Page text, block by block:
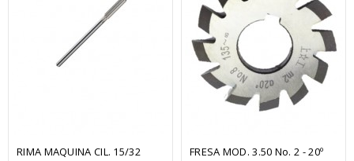
RIMA MAQUINA CIL. 15/32 FRESA MOD. 3.50 No. 2 - 20º